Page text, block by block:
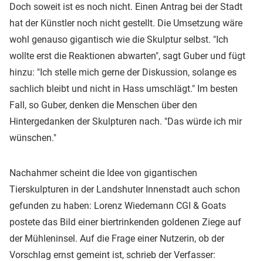
Doch soweit ist es noch nicht. Einen Antrag bei der Stadt
hat der Künstler noch nicht gestellt. Die Umsetzung wäre
wohl genauso gigantisch wie die Skulptur selbst. "Ich
wollte erst die Reaktionen abwarten", sagt Guber und fügt
hinzu: "Ich stelle mich gerne der Diskussion, solange es
sachlich bleibt und nicht in Hass umschlägt." Im besten
Fall, so Guber, denken die Menschen über den
Hintergedanken der Skulpturen nach. "Das würde ich mir
wünschen."
Nachahmer scheint die Idee von gigantischen
Tierskulpturen in der Landshuter Innenstadt auch schon
gefunden zu haben: Lorenz Wiedemann CGI & Goats
postete das Bild einer biertrinkenden goldenen Ziege auf
der Mühleninsel. Auf die Frage einer Nutzerin, ob der
Vorschlag ernst gemeint ist, schrieb der Verfasser: